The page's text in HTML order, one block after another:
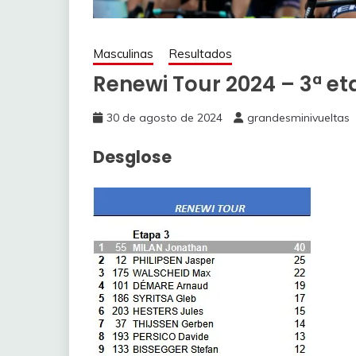
Masculinas Resultados
Renewi Tour 2024 – 3ª
30 de agosto de 2024 grandesminivueltas
Desglose